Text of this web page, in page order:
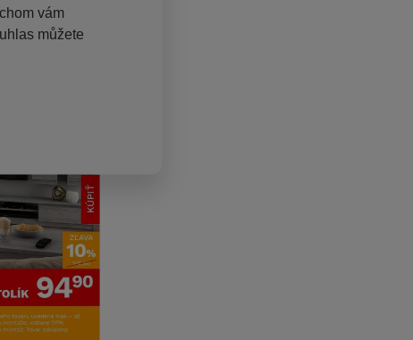
vám
můžete